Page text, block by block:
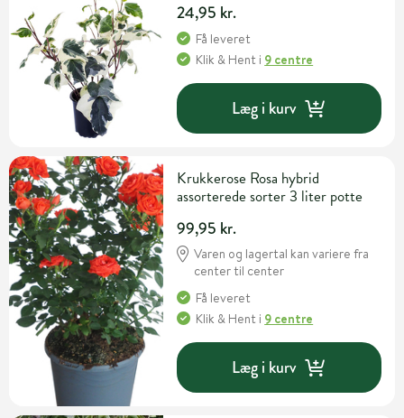
24,95 kr.
Få leveret
Klik & Hent i 9 centre
Læg i kurv
Krukkerose Rosa hybrid
assorterede sorter 3 liter potte
99,95 kr.
Varen og lagertal kan variere fra
center til center
Få leveret
Klik & Hent i 9 centre
Læg i kurv